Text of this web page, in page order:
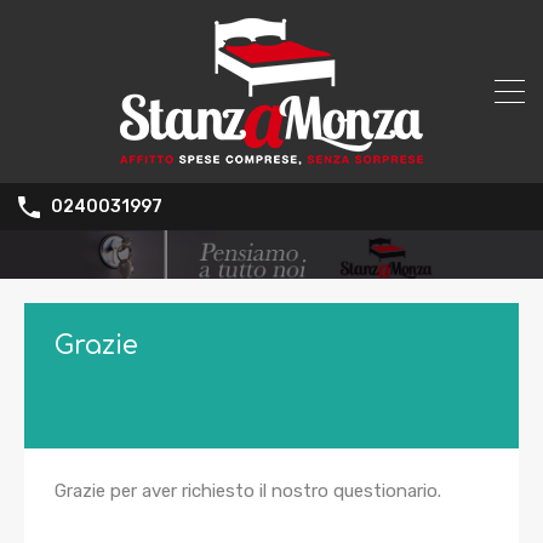
0240031997
Grazie
Grazie per aver richiesto il nostro questionario.